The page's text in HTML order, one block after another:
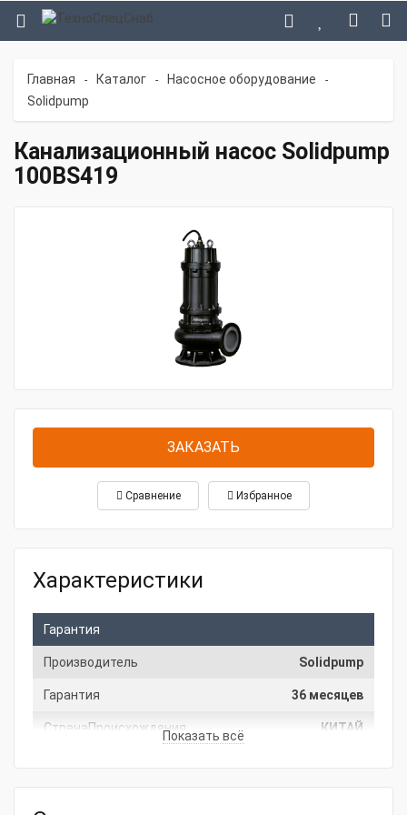
Главная - Каталог - Насосное оборудование -
Solidpump
Канализационный насос Solidpump
100BS419
ЗАКАЗАТЬ
Сравнение Избранное
Характеристики
Гарантия
Производитель Solidpump
Гарантия 36 месяцев
СтранаПроисхождения КИТАЙ
Показать всё